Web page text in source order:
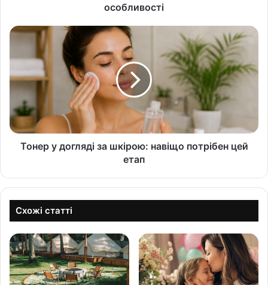
особливості
Тонер у догляді за шкірою: навіщо потрібен цей
етап
Схожі статті